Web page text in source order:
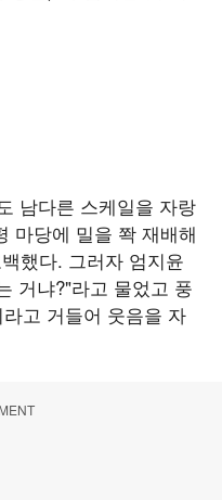
남다른 스케일을 자랑
마당에 밀을 쫙 재배해
했다. 그러자 엄지윤
거냐?"라고 물었고 풍
고 거들어 웃음을 자